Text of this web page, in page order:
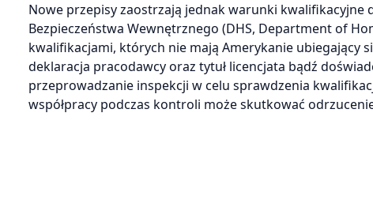
Nowe przepisy zaostrzają jednak warunki kwalifikacyjne
Bezpieczeństwa Wewnętrznego (DHS, Department of
kwalifikacjami, których nie mają Amerykanie ubiegający
deklaracja pracodawcy oraz tytuł licencjata bądź
przeprowadzanie inspekcji w celu sprawdzenia
współpracy podczas kontroli może skutkować